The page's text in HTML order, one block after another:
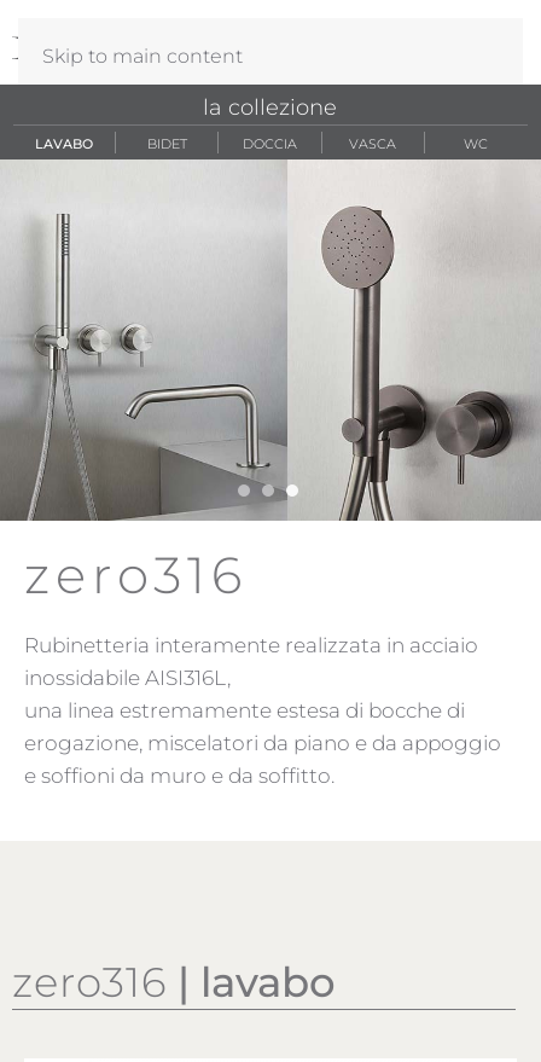
Skip to main content
zero316
zero316
Rubinetteria interamente realizzata in acciaio
inossidabile AISI316L,
una linea estremamente estesa di bocche di
erogazione, miscelatori da piano e da appoggio
e soffioni da muro e da soffitto.
zero316 | lavabo
la collezione
LAVABO BIDET DOCCIA VASCA WC